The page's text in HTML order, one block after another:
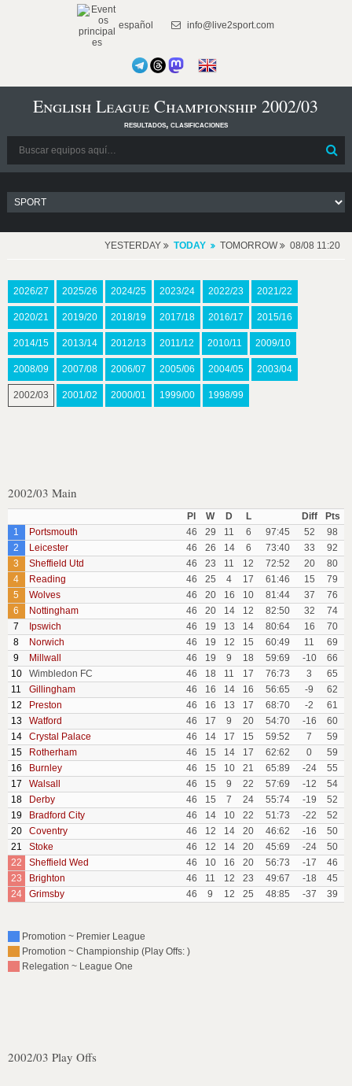
español info@live2sport.com
English League Championship 2002/03
resultados, clasificaciones
YESTERDAY TODAY TOMORROW 08/08 11:20
2026/27 2025/26 2024/25 2023/24 2022/23 2021/22
2020/21 2019/20 2018/19 2017/18 2016/17 2015/16
2014/15 2013/14 2012/13 2011/12 2010/11 2009/10
2008/09 2007/08 2006/07 2005/06 2004/05 2003/04
2002/03 2001/02 2000/01 1999/00 1998/99
2002/03 Main
Pl W D L Diff
Pts
1
Portsmouth 46 29 11 6 97:45 52
98
2
Leicester 46 26 14 6 73:40 33
92
3
Sheffield Utd 46 23 11 12 72:52 20
80
4
Reading 46 25 4 17 61:46 15
79
5
Wolves 46 20 16 10 81:44 37
76
6
Nottingham 46 20 14 12 82:50 32
74
7
Ipswich 46 19 13 14 80:64 16
70
8
Norwich 46 19 12 15 60:49 11
69
9
Millwall 46 19 9 18 59:69 -10
66
10
Wimbledon FC 46 18 11 17 76:73 3
65
11
Gillingham 46 16 14 16 56:65 -9
62
12
Preston 46 16 13 17 68:70 -2
61
13
Watford 46 17 9 20 54:70 -16
60
14
Crystal Palace 46 14 17 15 59:52 7
59
15
Rotherham 46 15 14 17 62:62 0
59
16
Burnley 46 15 10 21 65:89 -24
55
17
Walsall 46 15 9 22 57:69 -12
54
18
Derby 46 15 7 24 55:74 -19
52
19
Bradford City 46 14 10 22 51:73 -22
52
20
Coventry 46 12 14 20 46:62 -16
50
21
Stoke 46 12 14 20 45:69 -24
50
22
Sheffield Wed 46 10 16 20 56:73 -17
46
23
Brighton 46 11 12 23 49:67 -18
45
24
Grimsby 46 9 12 25 48:85 -37 39
Promotion ~ Premier League
Promotion ~ Championship (Play Offs: )
Relegation ~ League One
2002/03 Play Offs